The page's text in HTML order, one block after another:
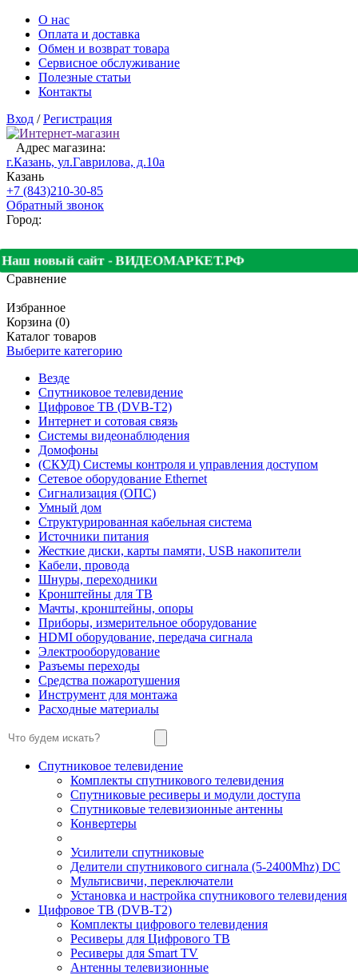
О нас
Оплата и доставка
Обмен и возврат товара
Сервисное обслуживание
Полезные статьи
Контакты
Вход /Регистрация
Адрес магазина:
г.Казань, ул.Гаврилова, д.10а
Казань
+7 (843)210-30-85
Обратный звонок
Город:
Наш новый сайт - ВИДЕОМАРКЕТ.РФ
Сравнение
Избранное
Корзина (0)
Каталог товаров
Выберите категорию
Везде
Спутниковое телевидение
Цифровое ТВ (DVB-T2)
Интернет и сотовая связь
Системы видеонаблюдения
Домофоны
(СКУД) Системы контроля и управления доступом
Сетевое оборудование Ethernet
Сигнализация (ОПС)
Умный дом
Структурированная кабельная система
Источники питания
Жесткие диски, карты памяти, USB накопители
Кабели, провода
Шнуры, переходники
Кронштейны для ТВ
Мачты, кронштейны, опоры
Приборы, измерительное оборудование
HDMI оборудование, передача сигнала
Электрооборудование
Разъемы переходы
Средства пожаротушения
Инструмент для монтажа
Расходные материалы
Спутниковое телевидение
Комплекты спутникового телевидения
Спутниковые ресиверы и модули доступа
Спутниковые телевизионные антенны
Конвертеры
Усилители спутниковые
Делители спутникового сигнала (5-2400Mhz) DC
Мультисвичи, переключатели
Установка и настройка спутникового телевидения
Цифровое ТВ (DVB-T2)
Комплекты цифрового телевидения
Ресиверы для Цифрового ТВ
Ресиверы для Smart TV
Антенны телевизионные